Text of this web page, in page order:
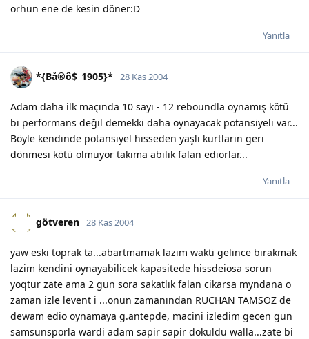
orhun ene de kesin döner:D
Yanıtla
*{Bå®ô$_1905}* 28 Kas 2004
Adam daha ilk maçında 10 sayı - 12 reboundla oynamış kötü
bi performans değil demekki daha oynayacak potansiyeli var...
Böyle kendinde potansiyel hisseden yaşlı kurtların geri
dönmesi kötü olmuyor takıma abilik falan ediorlar...
Yanıtla
götveren 28 Kas 2004
yaw eski toprak ta...abartmamak lazim wakti gelince birakmak
lazim kendini oynayabilicek kapasitede hissdeiosa sorun
yoqtur zate ama 2 gun sora sakatlık falan cikarsa myndana o
zaman izle levent i ...onun zamanından RUCHAN TAMSOZ de
dewam edio oynamaya g.antepde, macini izledim gecen gun
samsunsporla wardi adam sapir sapir dokuldu walla...zate bi